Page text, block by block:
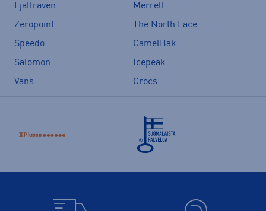
Fjällräven
Merrell
Zeropoint
The North Face
Speedo
CamelBak
Salomon
Icepeak
Vans
Crocs